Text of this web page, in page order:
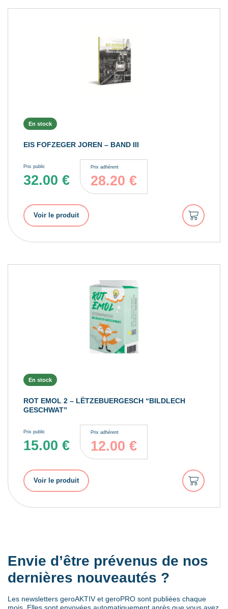
En stock
EIS FOFZEGER JOREN – BAND III
Prix public
32.00 €
Prix adhérent
28.20 €
Voir le produit
Ajouter
au
panier
En stock
ROT EMOL 2 – LËTZEBUERGESCH “BILDLECH
GESCHWAT”
Prix public
15.00 €
Prix adhérent
12.00 €
Voir le produit
Ajouter
au
panier
Envie d’être prévenus de nos
dernières nouveautés ?
Les newsletters geroAKTIV et geroPRO sont publiées chaque